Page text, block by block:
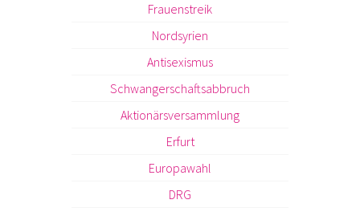
Frauenstreik
Nordsyrien
Antisexismus
Schwangerschaftsabbruch
Aktionärsversammlung
Erfurt
Europawahl
DRG